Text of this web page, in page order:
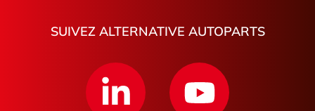
SUIVEZ ALTERNATIVE AUTOPARTS